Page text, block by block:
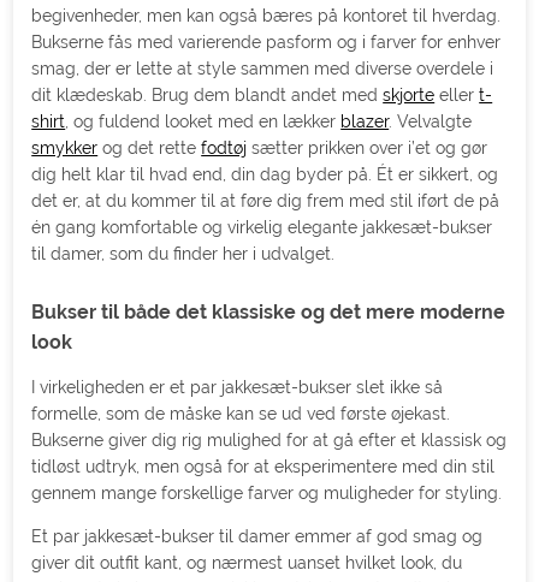
begivenheder, men kan også bæres på kontoret til hverdag.
Bukserne fås med varierende pasform og i farver for enhver
smag, der er lette at style sammen med diverse overdele i
dit klædeskab. Brug dem blandt andet medskjorte ellert-
shirt , og fuldend looket med en lækker blazer. Velvalgte
smykker og det rettefodtøj sætter prikken over i’et og gør
dig helt klar til hvad end, din dag byder på. Ét er sikkert, og
det er, at du kommer til at føre dig frem med stil iført de på
én gang komfortable og virkelig elegante jakkesæt-bukser
til damer, som du finder her i udvalget.
Bukser til både det klassiske og det mere moderne
look
I virkeligheden er et par jakkesæt-bukser slet ikke så
formelle, som de måske kan se ud ved første øjekast.
Bukserne giver dig rig mulighed for at gå efter et klassisk og
tidløst udtryk, men også for at eksperimentere med din stil
gennem mange forskellige farver og muligheder for styling.
Et par jakkesæt-bukser til damer emmer af god smag og
giver dit outfit kant, og nærmest uanset hvilket look, du